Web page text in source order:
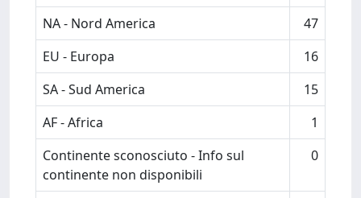
NA - Nord America
47
EU - Europa
16
SA - Sud America
15
AF - Africa
1
Continente sconosciuto - Info sul
continente non disponibili
0